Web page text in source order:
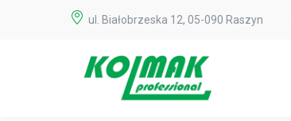
ul. Białobrzeska 12, 05-090 Raszyn